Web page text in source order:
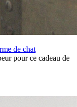
de chat
pour ce cadeau de